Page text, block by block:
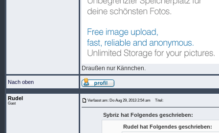
Draußen nur Kännchen.
Nach oben
Rudel
Gast
Verfasst am: Do Aug 29, 2013 2:54 am Titel:
Sybriz hat Folgendes geschrieben:
Rudel hat Folgendes geschrieben: